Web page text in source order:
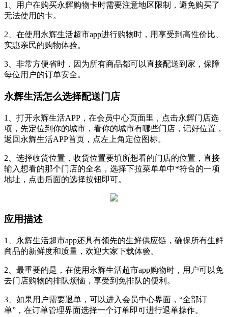
1、用户在购买永辉购物卡时需要注意地区限制，避免购买了
无法使用的卡。
2、在使用永辉生活超市app进行购物时，用享受到高性价比、
实惠亲民的购物体验。
3、非常方便省时，因为所有商品都可以直接配送到家，保障
每位用户的订单安全。
永辉生活怎么选择配送门店
1、打开永辉生活APP，在会员中心页面里，点击永辉门店选
项，先定位到你的城市，看你的城市有哪些门店，记好位置，
返回永辉生活APP首页，点左上角定位图标。
2、选择收货位置，收货位置要填所想看的门店的位置，直接
输入想看的那个门店的全名，选择下拉菜单单中*符合的一项
地址，点击后面的选择按钮即可。
应用描述
1、永辉生活超市app还具有领先的生鲜供应链，确保所有生鲜
商品的新鲜度和质量，欢迎大家下载体验。
2、最重要的是，在使用永辉生活超市app购物时，用户可以免
去门店购物的排队烦恼，享受到免排队的便利。
3、如果用户需要退单，可以进入会员中心界面，“全部订
单”，在订单管理界面选择一个订单即可进行退单操作。